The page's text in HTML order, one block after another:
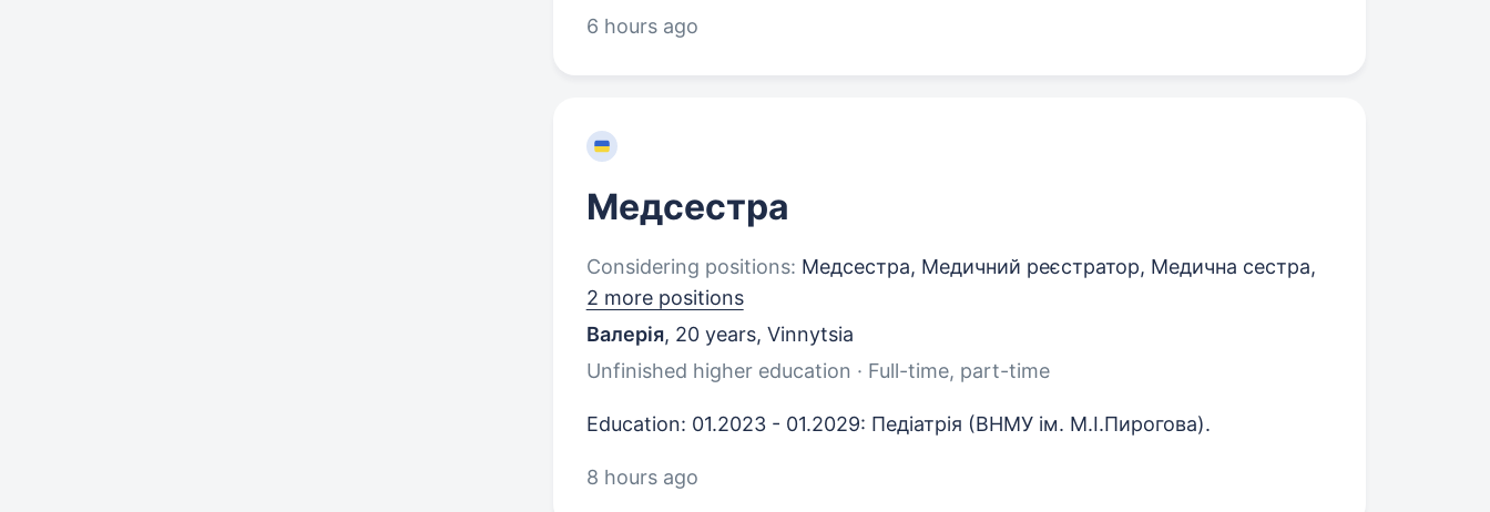
6 hours ago
Медсестра
Considering positions: Медсестра, Медичний реєстратор, Медична сестра,
2 more positions
Валерія, 20 years, Vinnytsia
Unfinished higher education · Full-time, part-time
Education: 01.2023 - 01.2029: Педіатрія (ВНМУ ім. М.І.Пирогова).
8 hours ago